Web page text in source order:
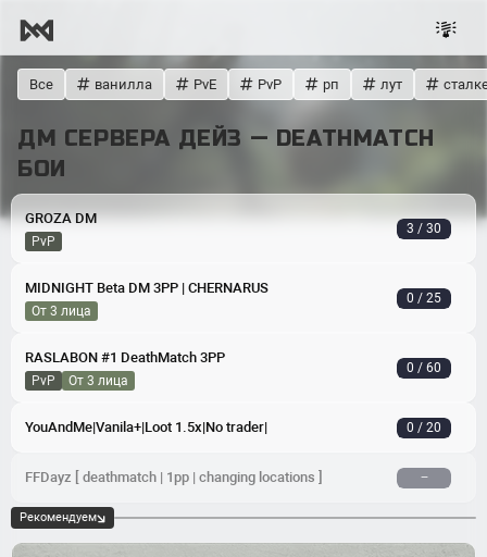
Все ванилла PvE PvP рп лут
ДМ СЕРВЕРА ДЕЙЗ — DEATHMATCH
БОИ
GROZA DM
PvP
3 / 30
MIDNIGHT Beta DM 3PP | CHERNARUS
от 3 лица
0 / 25
RASLABON #1 DeathMatch 3PP
PvP от 3 лица
0 / 60
YouAndMe|Vanila+|Loot 1.5x|No trader| 0 / 20
FFDayz [ deathmatch | 1pp | changing locations ] −
Рекомендуем